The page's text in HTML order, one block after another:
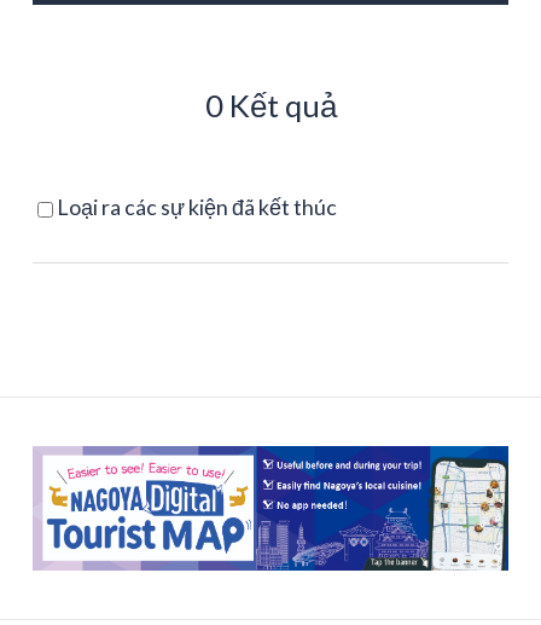
0 Kết quả
Loại ra các sự kiện đã kết thúc